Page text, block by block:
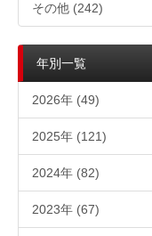
その他 (242)
年別一覧
2026年 (49)
2025年 (121)
2024年 (82)
2023年 (67)